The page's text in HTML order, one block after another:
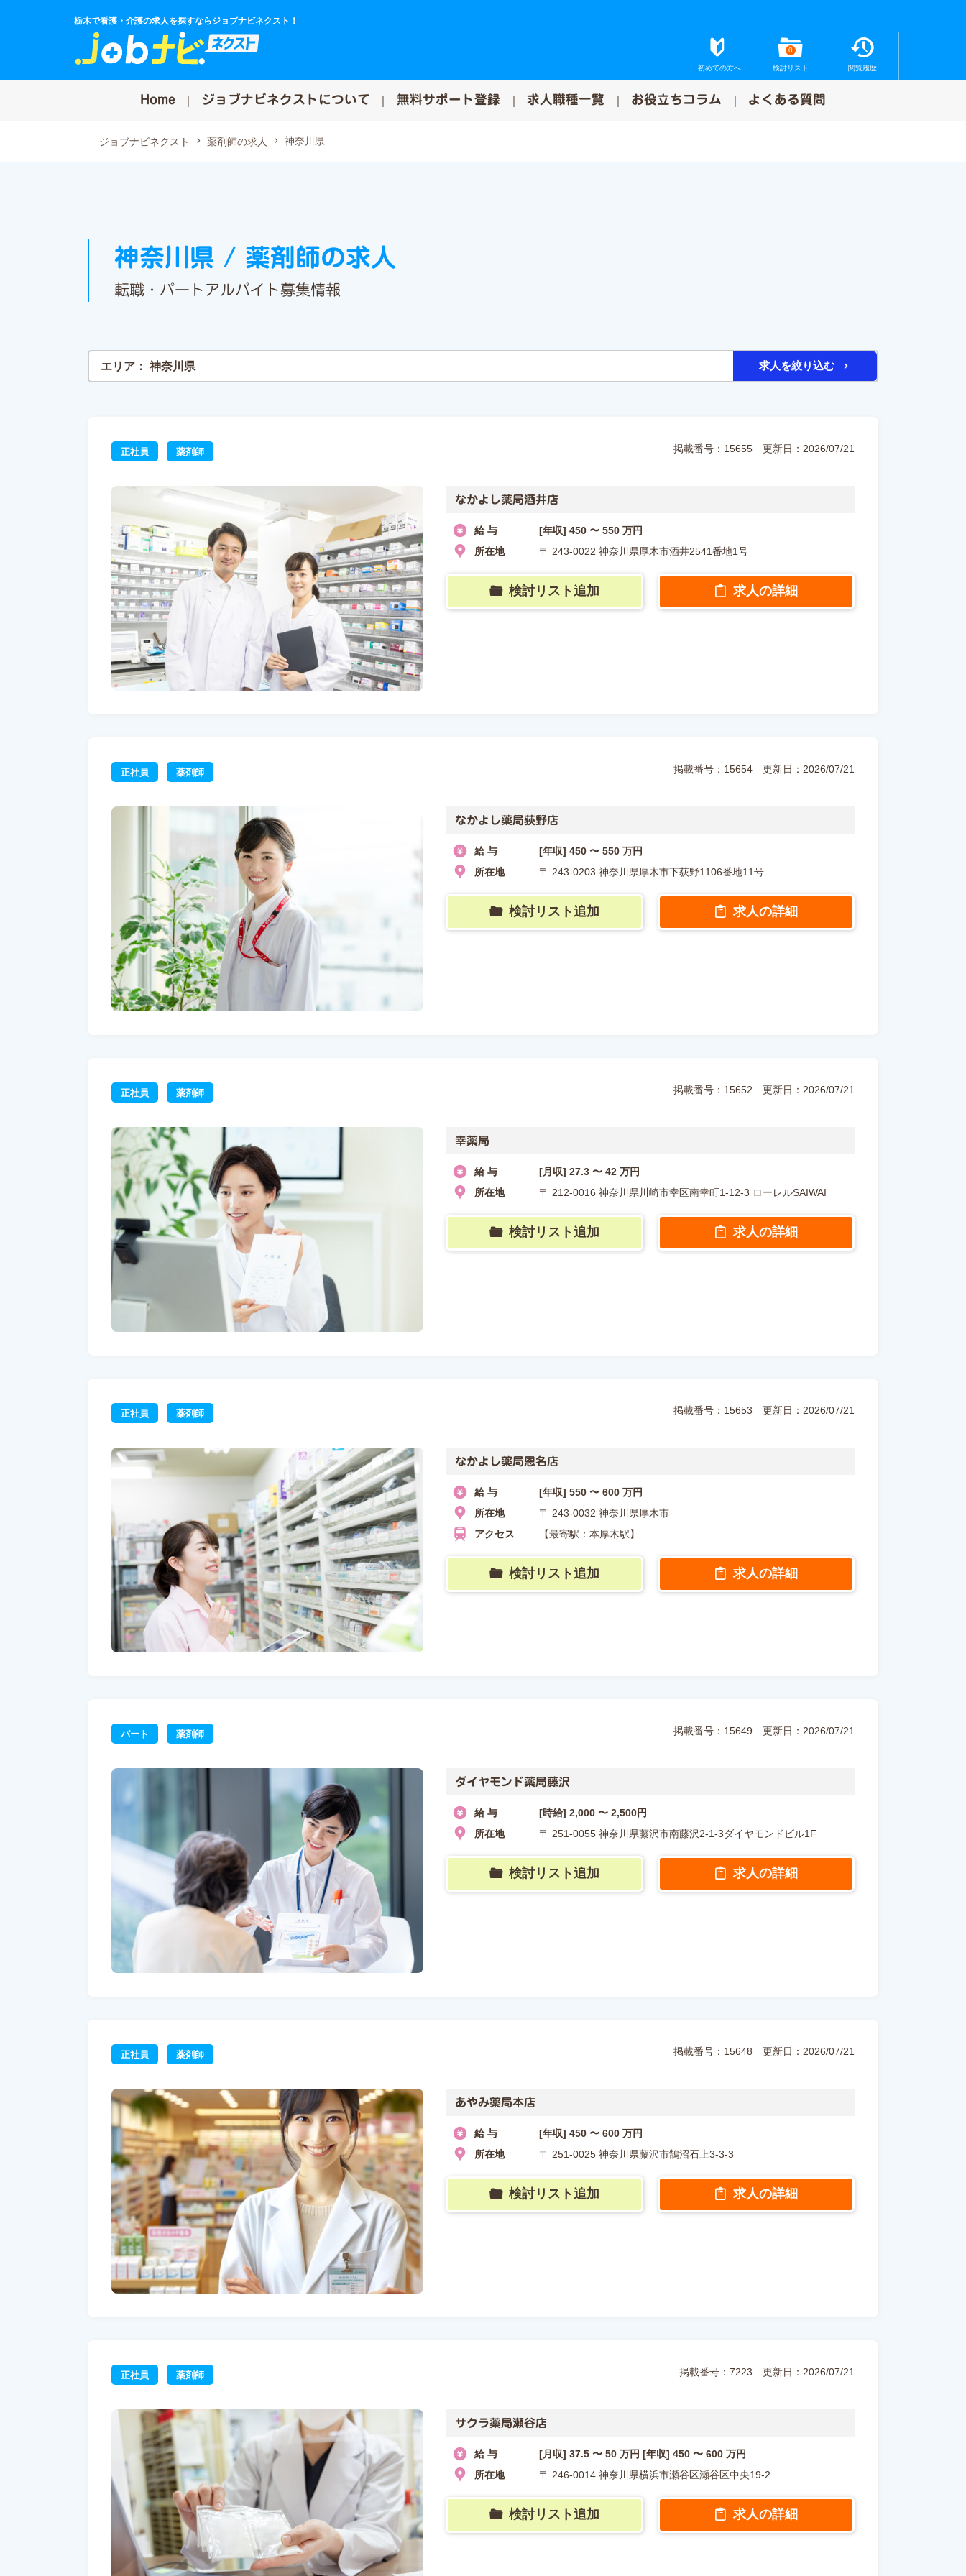
栃木で看護・介護の求人を探すならジョブナビネクスト！
初めての方へ
0
検討リスト 閲覧履歴
Home ジョブナビネクストについて 無料サポート登録 求人職種一覧 お役立ちコラム よくある質問
ジョブナビネクスト 薬剤師の求人 神奈川県
神奈川県 / 薬剤師の求人
転職・パートアルバイト募集情報
エリア： 神奈川県 求人を絞り込む
掲載番号：15655 更新日：2026/07/21
正社員 薬剤師
なかよし薬局酒井店
給 与
[年収] 450 〜 550 万円
所在地
〒 243-0022 神奈川県厚木市酒井2541番地1号
検討リスト追加 求人の詳細
掲載番号：15654 更新日：2026/07/21
正社員 薬剤師
なかよし薬局荻野店
給 与
[年収] 450 〜 550 万円
所在地
〒 243-0203 神奈川県厚木市下荻野1106番地11号
検討リスト追加 求人の詳細
掲載番号：15652 更新日：2026/07/21
正社員 薬剤師
幸薬局
給 与
[月収] 27.3 〜 42 万円
所在地
〒 212-0016 神奈川県川崎市幸区南幸町1-12-3 ローレルSAIWAI
検討リスト追加 求人の詳細
掲載番号：15653 更新日：2026/07/21
正社員 薬剤師
なかよし薬局恩名店
給 与
[年収] 550 〜 600 万円
所在地
〒 243-0032 神奈川県厚木市
アクセス
【最寄駅：本厚木駅】
検討リスト追加 求人の詳細
掲載番号：15649 更新日：2026/07/21
パート 薬剤師
ダイヤモンド薬局藤沢
給 与
[時給] 2,000 〜 2,500円
所在地
〒 251-0055 神奈川県藤沢市南藤沢2-1-3ダイヤモンドビル1F
検討リスト追加 求人の詳細
掲載番号：15648 更新日：2026/07/21
正社員 薬剤師
あやみ薬局本店
給 与
[年収] 450 〜 600 万円
所在地
〒 251-0025 神奈川県藤沢市鵠沼石上3-3-3
検討リスト追加 求人の詳細
掲載番号：7223 更新日：2026/07/21
正社員 薬剤師
サクラ薬局瀬谷店
給 与
[月収] 37.5 〜 50 万円 [年収] 450 〜 600 万円
所在地
〒 246-0014 神奈川県横浜市瀬谷区瀬谷区中央19-2
検討リスト追加 求人の詳細